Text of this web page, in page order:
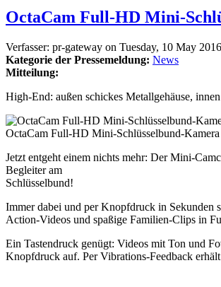
OctaCam Full-HD Mini-
Verfasser: pr-gateway on Tuesday, 10 May 2016
Kategorie der Pressemeldung: News
Mitteilung:
High-End: außen schickes Metallgehäuse,
OctaCam Full-HD Mini-Schlüsselbund-
Jetzt entgeht einem nichts mehr: Der Mini-
Begleiter am
Schlüsselbund!
Immer dabei und per Knopfdruck in Sekunden
Action-Videos und spaßige Familien-Clips in
Ein Tastendruck genügt: Videos mit Ton und
Knopfdruck auf. Per Vibrations-Feedback